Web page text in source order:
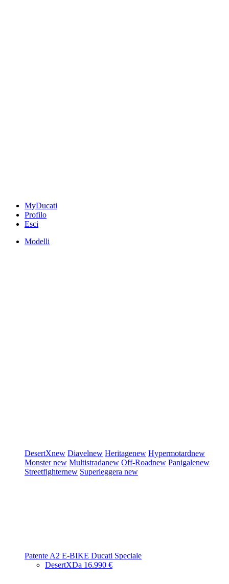
MyDucati
Profilo
Esci
Modelli
DesertXnew Diavelnew Heritagenew Hypermotardnew
Monsternew Multistradanew Off-Roadnew Panigalenew
Streetfighternew Superleggera new
Patente A2 E-BIKE Ducati Speciale
DesertXDa 16.990 €